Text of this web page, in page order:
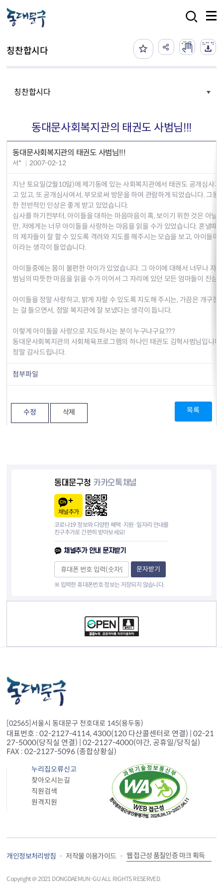
칭찬합시다
칭찬합시다
동대문사회복지관의 태권도 사범님!!!
동대문사회복지관의 태권도 사범님!!!
서* 2007-02-12
지난 토요일(2월10일)에 제기동에 있는 사회복지관에서 태권도 공개심사
고 있고, 또 공개심사여서, 부모로써 방문을 하여 관람하게 되었습니다. 그동
한 전반적인 인상은 좋게 받고 있었습니다.
심사를 하기전부터, 아이들을 대하는 마음마음이 혹, 보이기 위한 것은 아닐
만, 저에게는 너무 아이들을 사랑하는 마음을 읽을 수가 있었습니다. 혼낼때
의 제자들이 잘 할 수 있도록 격려와 지도를 해주시는 모습을 보고, 아이들이
이라는 생각이 들었습니다.
아이들중에는 몸이 불편한 아이가 있었습니다. 그 아이에 대해서 너무나 자
범님의 따뜻한 마음을 읽을 수가 이어서 그 자리에 있던 모든 엄마들이 진심
아이들을 정말 사랑하고, 밝게 자랄 수 있도록 지도해 주시는, 가끔은 개구장
는 걸 들으면서, 정말 복지관에 잘 보냈다는 생각이 듭니다.
이렇게 아이들을 사랑으로 지도하시는 분이 누구냐구요???
동대문사회복지관의 사회체육프로그램의 하나인 태권도 김혁사범님입니다.
정말 감사드립니다.
첨부파일
수정 삭제 목록
동대문구청 카카오톡채널
채널추가
코로나19 정보와 다양한 혜택·지원·일자리 안내를
친구추가로 간편히 받아보세요!
채널추가 안내 문자받기
문자받기
※ 입력한 휴대폰번호 정보는 저장되지 않습니다.
[02565]서울시 동대문구 천호대로 145(용두동)
대표번호 : 02-2127-4114, 4300(120 다산콜센터로 연결) | 02-21
27-5000(당직실 연결) | 02-2127-4000(야간, 공휴일/당직실)
FAX : 02-2127-5096 (종합상황실)
누리집오류신고
찾아오시는길
직원검색
원격지원
개인정보처리방침 저작물 이용가이드 웹 접근성 품질인증 마크 획득
Copyright＠ 2021 DONGDAEMUN-GU ALL RIGHTS RESERVED.